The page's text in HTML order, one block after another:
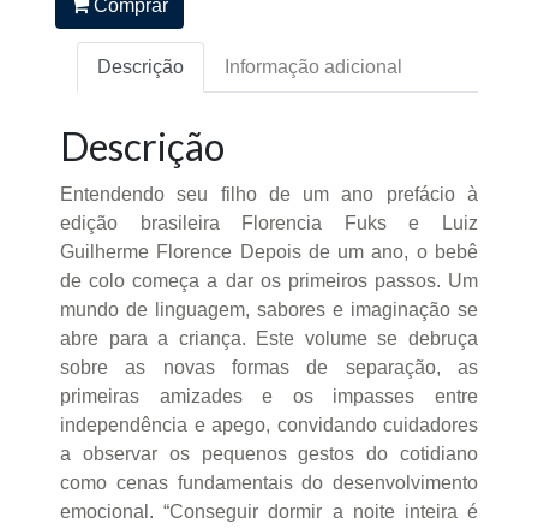
Comprar
Descrição Informação adicional
Descrição
Entendendo seu filho de um ano prefácio à
edição brasileira Florencia Fuks e Luiz
Guilherme Florence Depois de um ano, o bebê
de colo começa a dar os primeiros passos. Um
mundo de linguagem, sabores e imaginação se
abre para a criança. Este volume se debruça
sobre as novas formas de separação, as
primeiras amizades e os impasses entre
independência e apego, convidando cuidadores
a observar os pequenos gestos do cotidiano
como cenas fundamentais do desenvolvimento
emocional. “Conseguir dormir a noite inteira é